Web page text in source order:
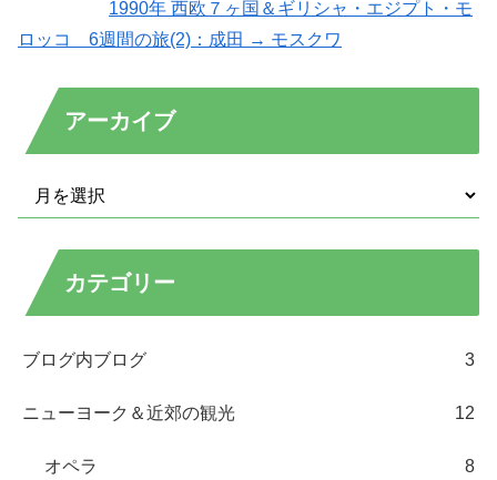
1990年 西欧７ヶ国＆ギリシャ・エジプト・モ
ロッコ 6週間の旅(2)：成田 → モスクワ
アーカイブ
カテゴリー
ブログ内ブログ 3
ニューヨーク＆近郊の観光 12
オペラ 8